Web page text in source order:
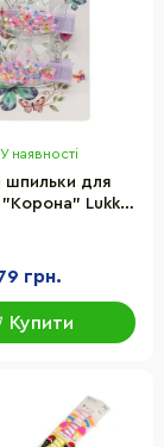
У наявності
шпильки для
"Корона" Lukky
грн.
Купити